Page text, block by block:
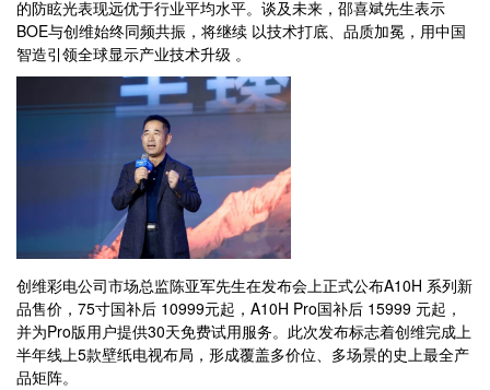
的防眩光表现远优于行业平均水平。谈及未来，邵喜斌先生表示
BOE与创维始终同频共振，将继续 以技术打底、品质加冕，用中国
智造引领全球显示产业技术升级 。
创维彩电公司市场总监陈亚军先生在发布会上正式公布A10H 系列新
品售价，75寸国补后 10999元起，A10H Pro国补后 15999 元起，
并为Pro版用户提供30天免费试用服务。此次发布标志着创维完成上
半年线上5款壁纸电视布局，形成覆盖多价位、多场景的史上最全产
品矩阵。